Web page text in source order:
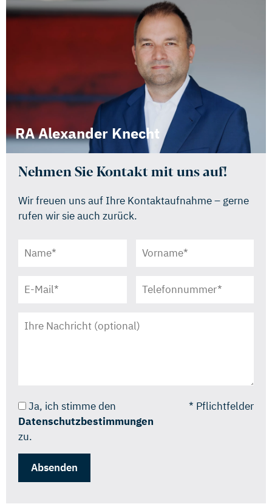
RA Alexander Knecht
Nehmen Sie Kontakt mit uns auf!
Wir freuen uns auf Ihre Kontaktaufnahme – gerne
rufen wir sie auch zurück.
Ja, ich stimme den
Datenschutzbestimmungen
zu.
* Pflichtfelder